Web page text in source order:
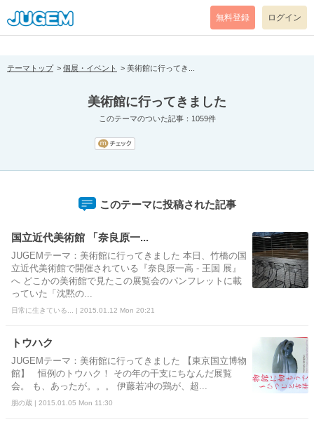
[pear_error: message="Success" code=0 mode=return level=notice
prefix="" info=""]
無料登録 ログイン
テーマトップ 個展・イベント 美術館に行ってき...
美術館に行ってきました
このテーマのついた記事：1059件
このテーマに投稿された記事
国立近代美術館 「奈良原一...
JUGEMテーマ：美術館に行ってきました 本日、竹橋の国
立近代美術館で開催されている『奈良原一高 - 王国 展』
へ どこかの美術館で見たこの展覧会のパンフレットに載
っていた「沈黙の...
日常に生きている... | 2015.01.12 Mon 20:21
トウハク
JUGEMテーマ：美術館に行ってきました 【東京国立博物
館】 恒例のトウハク！ その年の干支にちなんだ展覧
会。 も、あったが。。。 伊藤若冲の鶏が、超...
朋の蔵 | 2015.01.05 Mon 11:30